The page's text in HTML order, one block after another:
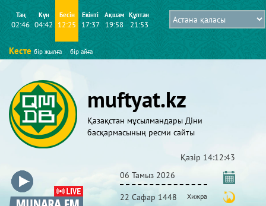
Таң
02:46
Күн
04:42
Бесін
12:25
Екінті
17:37
Ақшам
19:58
Құптан
21:53
Кесте бір жылға бір айға
muftyat.kz
Қазақстан мұсылмандары Діни
басқармасының ресми сайты
Қазір 14:12:45
06 Тамыз 2026
22 Сафар 1448 Хижра